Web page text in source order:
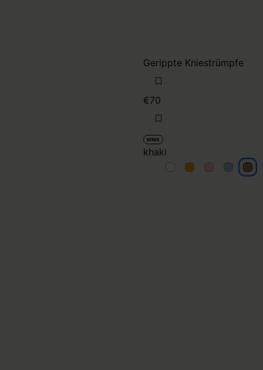
Gerippte Kniestrümpfe
€70
MM6
khaki
khakikhaki khaki